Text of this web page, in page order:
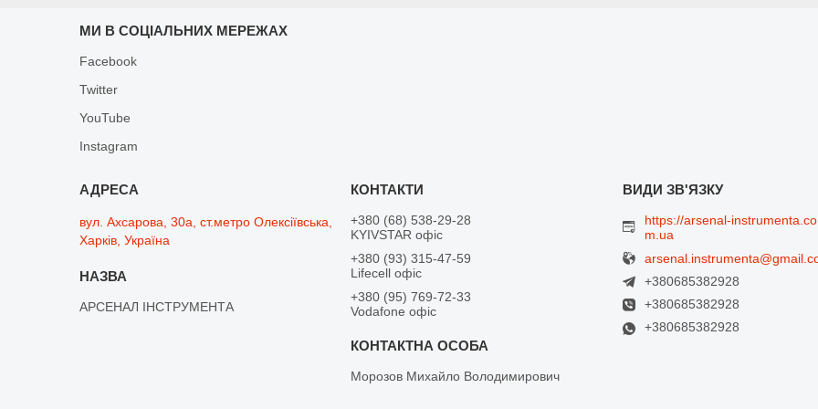
МИ В СОЦІАЛЬНИХ МЕРЕЖАХ
Facebook
Twitter
YouTube
Instagram
вул. Ахсарова, 30а, ст.метро Олексіївська,
Харків, Україна
АРСЕНАЛ ІНСТРУМЕНТА
+380 (68) 538-29-28
KYIVSTAR офіс
+380 (93) 315-47-59
Lifecell офіс
+380 (95) 769-72-33
Vodafone офіс
Морозов Михайло Володимирович
https://arsenal-instrumenta.co
m.ua
+380685382928
+380685382928
+380685382928